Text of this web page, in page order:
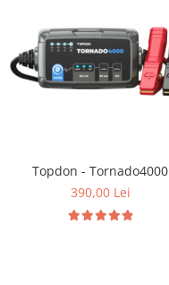
Topdon - Tornado4000
390,00 Lei